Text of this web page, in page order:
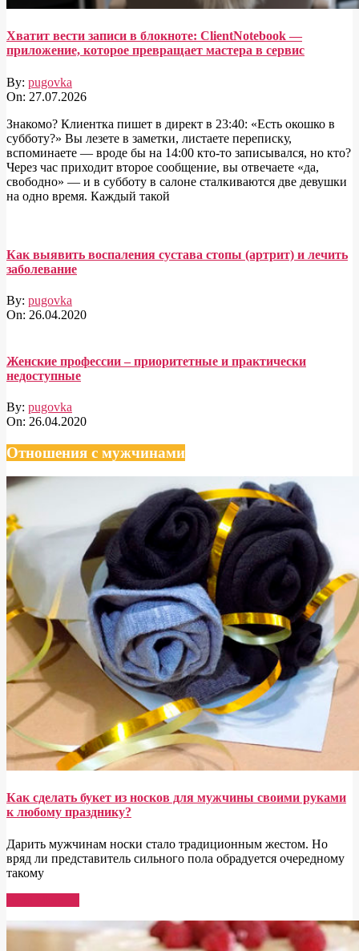
Хватит вести записи в блокноте: ClientNotebook —
приложение, которое превращает мастера в сервис
By: pugovka
On: 27.07.2026
Знакомо? Клиентка пишет в директ в 23:40: «Есть окошко в
субботу?» Вы лезете в заметки, листаете переписку,
вспоминаете — вроде бы на 14:00 кто-то записывался, но кто?
Через час приходит второе сообщение, вы отвечаете «да,
свободно» — и в субботу в салоне сталкиваются две девушки
на одно время. Каждый такой
Как выявить воспаления сустава стопы (артрит) и лечить
заболевание
By: pugovka
On: 26.04.2020
Женские профессии – приоритетные и практически
недоступные
By: pugovka
On: 26.04.2020
Отношения с мужчинами
Как сделать букет из носков для мужчины своими руками
к любому празднику?
Дарить мужчинам носки стало традиционным жестом. Но
вряд ли представитель сильного пола обрадуется очередному
такому